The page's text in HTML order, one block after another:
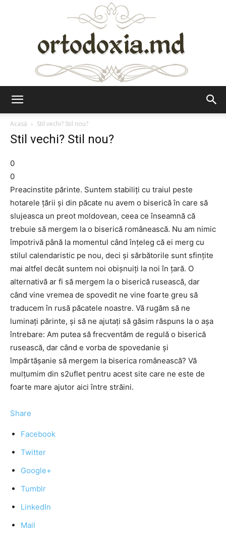
Acasă
Stil vechi? Stil nou?
Stil vechi? Stil nou?
0
0
Preacinstite părinte. Suntem stabiliţi cu traiul peste
hotarele ţării şi din păcate nu avem o biserică în care să
slujeasca un preot moldovean, ceea ce înseamnă că
trebuie să mergem la o biserică românească. Nu am nimic
împotrivă până la momentul când înţeleg că ei merg cu
stilul calendaristic pe nou, deci şi sărbătorile sunt sfinţite
mai altfel decât suntem noi obişnuiţi la noi în ţară. O
alternativă ar fi să mergem la o biserică rusească, dar
când vine vremea de spovedit ne vine foarte greu să
traducem în rusă păcatele noastre. Vă rugăm să ne
luminaţi părinte, şi să ne ajutaţi să găsim răspuns la o aşa
întrebare: Am putea să frecventăm de regulă o biserică
rusească, dar când e vorba de spovedanie şi
împărtăşanie să mergem la biserica românească? Vă
mulţumim din s2uflet pentru acest site care ne este de
foarte mare ajutor aici între străini.
Share
Facebook
Twitter
Google+
Tumblr
LinkedIn
Mail